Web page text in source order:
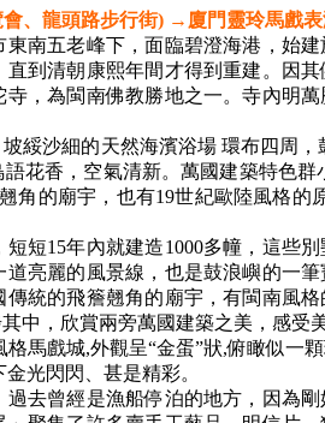
、龍頭路步行街) →廈門靈玲馬戲
南五老峰下，面臨碧澄海港，始
到清朝康熙年間才得到重建。因
，為閩南佛教勝地之一。寺內明
綏沙細的天然海濱浴場 環布四周
花香，空氣清新。萬國建築特色
角的廟宇，也有19世紀歐陸風格的
短15年內就建造1000多幢，這些
亮麗的風景線，也是鼓浪嶼的一
統的飛簷翹角的廟宇，有閩南風
中，欣賞兩旁萬國建築之美，感受
馬戲城,外觀呈“金蛋”狀,俯瞰似一
光閃閃、甚是精彩。
去曾經是漁船停泊的地方，因為